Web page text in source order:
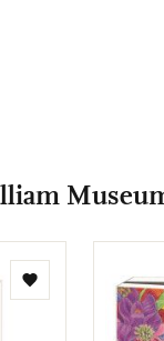
Toevoegen